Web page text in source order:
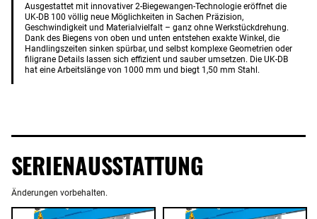
Ausgestattet mit innovativer 2-Biegewangen-Technologie eröffnet die
UK-DB 100 völlig neue Möglichkeiten in Sachen Präzision,
Geschwindigkeit und Materialvielfalt – ganz ohne Werkstückdrehung.
Dank des Biegens von oben und unten entstehen exakte Winkel, die
Handlingszeiten sinken spürbar, und selbst komplexe Geometrien oder
filigrane Details lassen sich effizient und sauber umsetzen. Die UK-DB
hat eine Arbeitslänge von 1000 mm und biegt 1,50 mm Stahl.
SERIENAUSSTATTUNG
Änderungen vorbehalten.